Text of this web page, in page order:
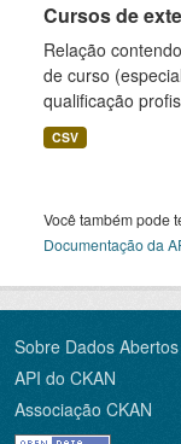
Cursos de
Relação
de curso
qualificação
CSV
Você também pode
Documentação da
Sobre Dados
API do CKAN
Associação CKAN